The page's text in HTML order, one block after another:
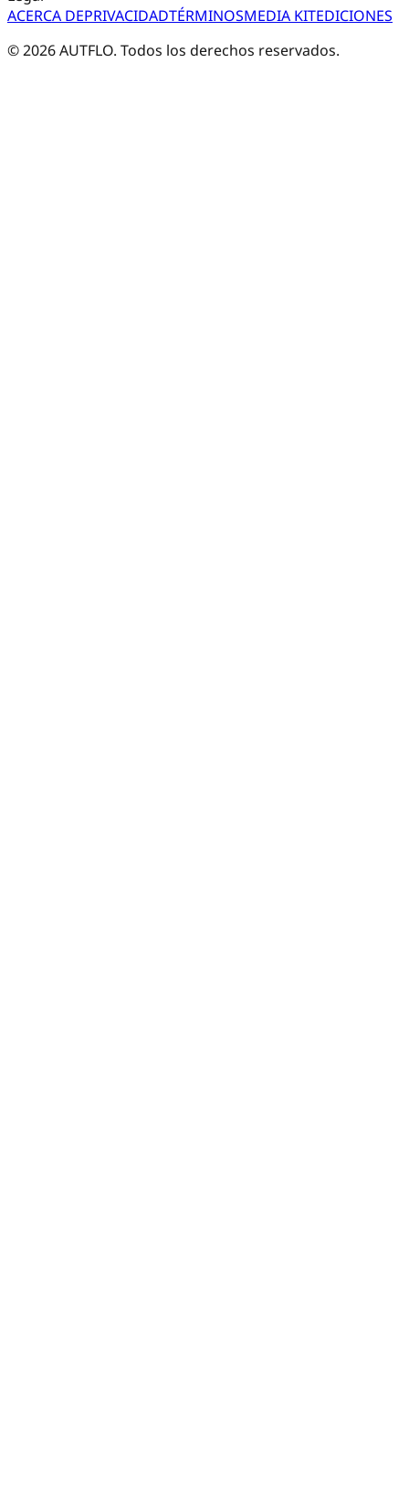
ACERCA DEPRIVACIDADTÉRMINOSMEDIA KITEDICIONES
©2026AUTFLO. Todos los derechos reservados.